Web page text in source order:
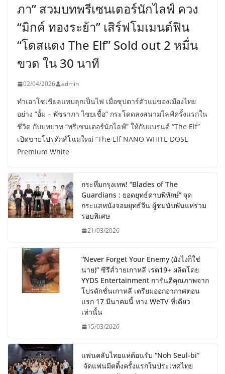
ภา” สวมบทพรีเซนเตอร์นักไลฟ์ ควง
“มิกค์ ทองระย้า” เสิร์ฟโมเมนต์ฟิน
“โดสแดง The Elf” Sold out 2 หมื่น
ขวด ใน 30 นาที
02/04/2026 admin
ทำเอาโซเชียลแทบลุกเป็นไฟ เมื่อซุปตาร์ตัวแม่ของเมืองไทย
อย่าง “อั้ม – พัชราภา ไชยเชื้อ” กระโดดลงสนามไลฟ์ครั้งแรกใน
ชีวิต กับบทบาท “พรีเซนเตอร์นักไลฟ์” ให้กับแบรนด์ “The Elf”
เปิดขายโปรดักส์โฉมใหม่ “The Elf NANO WHITE DOSE
Premium White
กระหึ่มกรุงเทพ! “Blades of The
Guardians : ยอดยุทธ์ดาบพิทักษ์” จุด
กระแสหนังจอมยุทธ์จีน ผู้ชมนับพันแห่ร่วม
รอบพิเศษ
21/03/2026
“Never Forget Your Enemy (ยังไงก็ใช่
นาย)” ซีรีส์วายเกาหลี เรต19+ ผลิตโดย
YYDS Entertainment การันตีคุณภาพจาก
โปรดักชั่นเกาหลี เตรียมออกอากาศตอน
แรก 17 มีนาคมนี้ ทาง WeTV ที่เดียว
เท่านั้น
15/03/2026
แฟนคลับไทยแห่ต้อนรับ “Noh Seul-bi”
จัดแฟนมีตติ้งครั้งแรกในประเทศไทย